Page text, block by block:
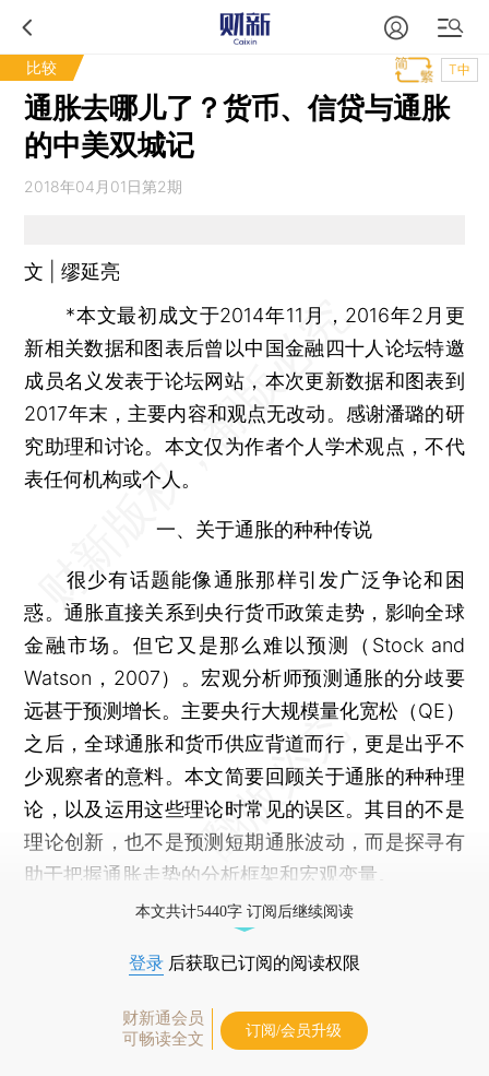
比较 T中
通胀去哪儿了？货币、信贷与通胀
的中美双城记
2018年04月01日第2期
文 | 缪延亮
*本文最初成文于2014年11月，2016年2月更
新相关数据和图表后曾以中国金融四十人论坛特邀
成员名义发表于论坛网站，本次更新数据和图表到
2017年末，主要内容和观点无改动。感谢潘璐的研
究助理和讨论。本文仅为作者个人学术观点，不代
表任何机构或个人。
一、关于通胀的种种传说
很少有话题能像通胀那样引发广泛争论和困
惑。通胀直接关系到央行货币政策走势，影响全球
金融市场。但它又是那么难以预测（Stock and
Watson，2007）。宏观分析师预测通胀的分歧要
远甚于预测增长。主要央行大规模量化宽松（QE）
之后，全球通胀和货币供应背道而行，更是出乎不
少观察者的意料。本文简要回顾关于通胀的种种理
论，以及运用这些理论时常见的误区。其目的不是
理论创新，也不是预测短期通胀波动，而是探寻有
助于把握通胀走势的分析框架和宏观变量。
本文共计5440字 订阅后继续阅读
登录 后获取已订阅的阅读权限
财新通会员
可畅读全文
订阅/会员升级